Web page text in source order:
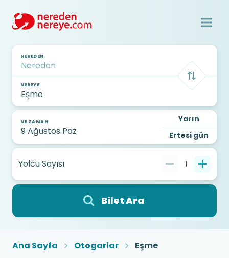
NEREDEN
NEREYE
NE ZAMAN
Yarın
Ertesi gün
Yolcu Sayısı 1
Bilet Ara
Ana Sayfa Otogarlar Eşme